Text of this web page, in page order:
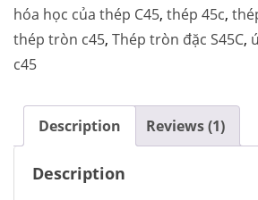
rating
hóa học của thép C45, thép 45c,
thép tròn c45, Thép tròn đặc S45C,
c45
Description Reviews (1)
Description